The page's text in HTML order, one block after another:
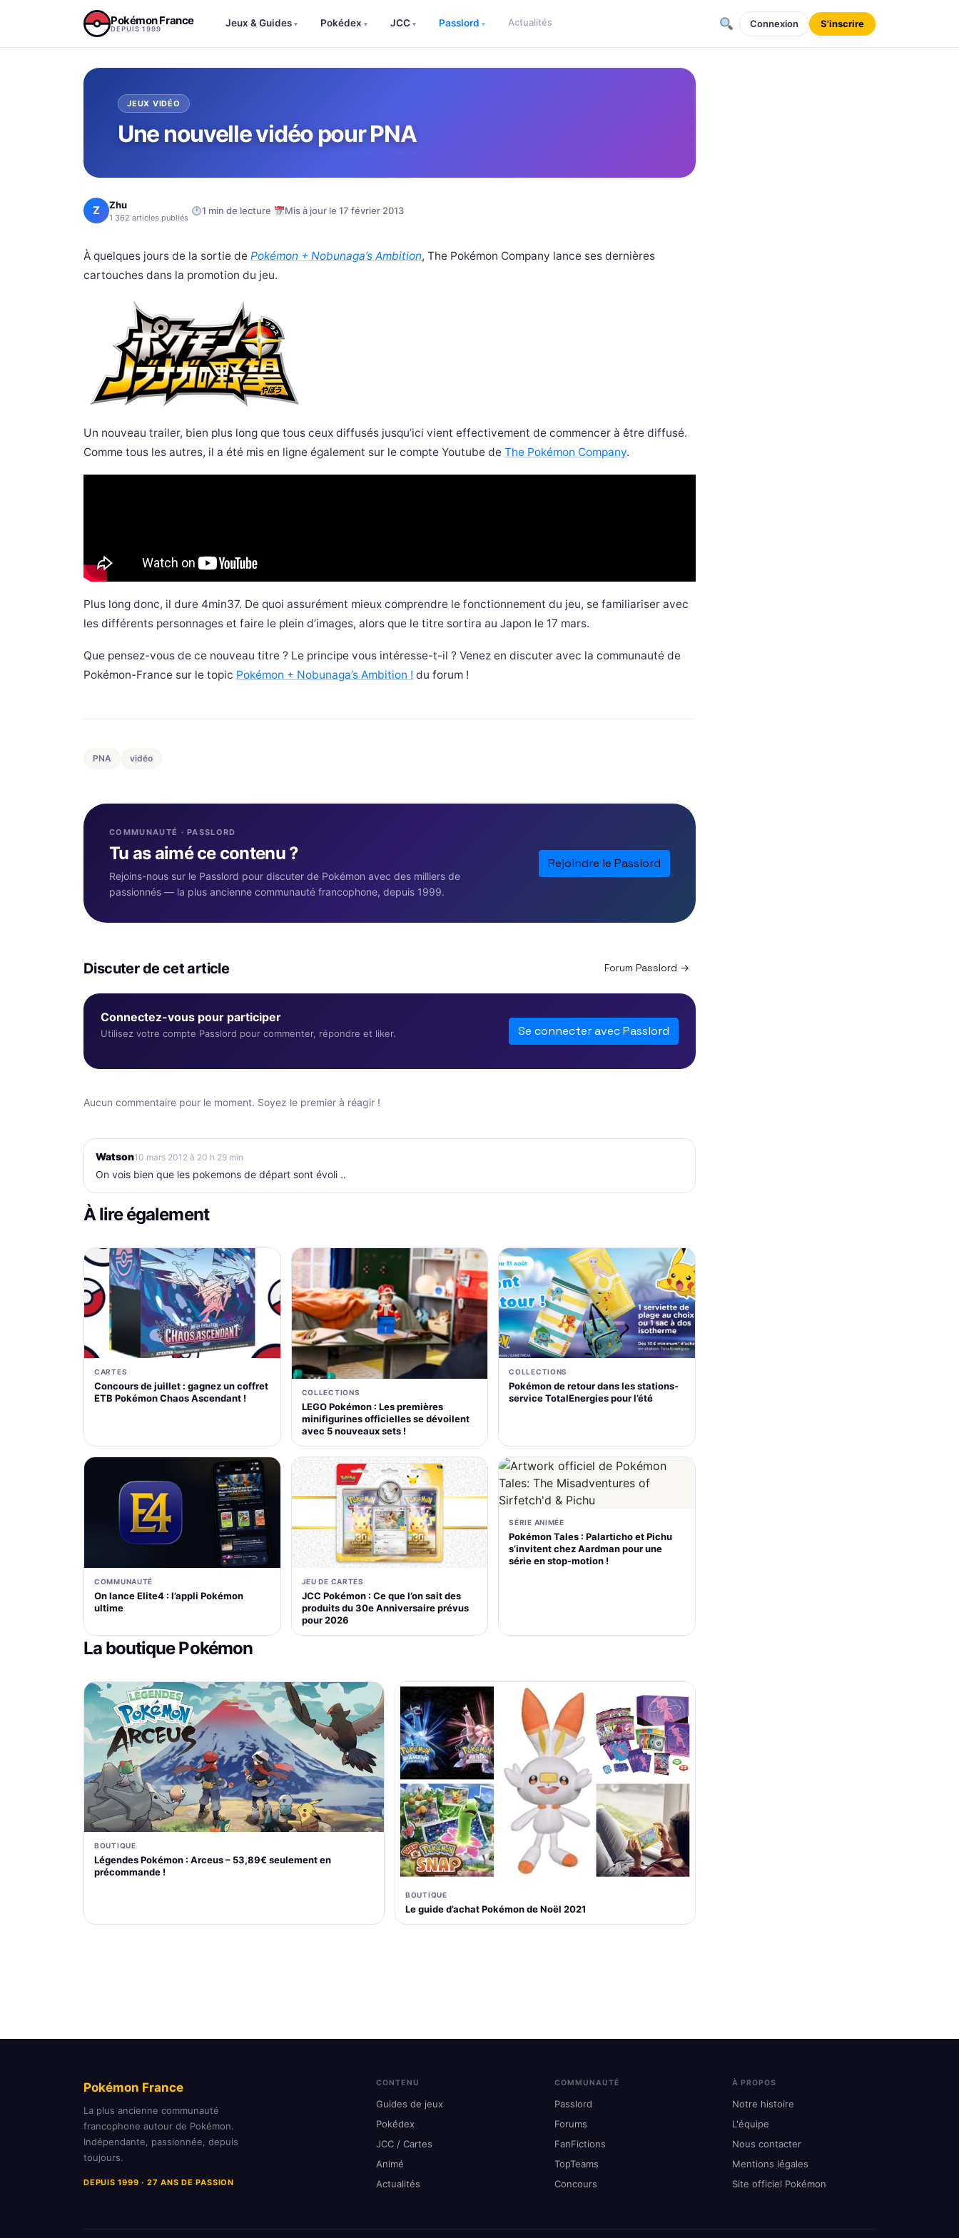
Pokémon France
DEPUIS 1999
Jeux & Guides ▾ Pokédex ▾ JCC ▾ Passlord ▾ Actualités Connexion S'inscrire
JEUX VIDÉO
Une nouvelle vidéo pour PNA
Z Zhu
1 362 articles publiés · 1 min de lecture· Mis à jour le 17 février 2013
À quelques jours de la sortie de Pokémon + Nobunaga’s Ambition, The Pokémon Company lance ses dernières
cartouches dans la promotion du jeu.
Un nouveau trailer, bien plus long que tous ceux diffusés jusqu’ici vient effectivement de commencer à être diffusé.
Comme tous les autres, il a été mis en ligne également sur le compte Youtube de The Pokémon Company.
Plus long donc, il dure 4min37. De quoi assurément mieux comprendre le fonctionnement du jeu, se familiariser avec
les différents personnages et faire le plein d’images, alors que le titre sortira au Japon le 17 mars.
Que pensez-vous de ce nouveau titre ? Le principe vous intéresse-t-il ? Venez en discuter avec la communauté de
Pokémon-France sur le topic Pokémon + Nobunaga’s Ambition ! du forum !
PNA vidéo
COMMUNAUTÉ · PASSLORD
Tu as aimé ce contenu ?
Rejoins-nous sur le Passlord pour discuter de Pokémon avec des milliers de
passionnés — la plus ancienne communauté francophone, depuis 1999.
Rejoindre le Passlord
Discuter de cet article Forum Passlord →
Connectez-vous pour participer
Utilisez votre compte Passlord pour commenter, répondre et liker. Se connecter avec Passlord
Aucun commentaire pour le moment. Soyez le premier à réagir !
Watson10 mars 2012 à 20 h 29 min
On vois bien que les pokemons de départ sont évoli ..
À lire également
CARTES
Concours de juillet : gagnez un coffret
ETB Pokémon Chaos Ascendant !
COLLECTIONS
LEGO Pokémon : Les premières
minifigurines officielles se dévoilent
avec 5 nouveaux sets !
COLLECTIONS
Pokémon de retour dans les stations-
service TotalEnergies pour l’été
COMMUNAUTÉ
On lance Elite4 : l’appli Pokémon
ultime
JEU DE CARTES
JCC Pokémon : Ce que l’on sait des
produits du 30e Anniversaire prévus
pour 2026
SÉRIE ANIMÉE
Pokémon Tales : Palarticho et Pichu
s’invitent chez Aardman pour une
série en stop-motion !
La boutique Pokémon
BOUTIQUE
Légendes Pokémon : Arceus – 53,89€ seulement en
précommande !
BOUTIQUE
Le guide d’achat Pokémon de Noël 2021
Pokémon France
La plus ancienne communauté
francophone autour de Pokémon.
Indépendante, passionnée, depuis
toujours.
DEPUIS 1999 · 27 ANS DE PASSION
CONTENU
Guides de jeux
Pokédex
JCC / Cartes
Animé
Actualités
COMMUNAUTÉ
Passlord
Forums
FanFictions
TopTeams
Concours
À PROPOS
Notre histoire
L'équipe
Nous contacter
Mentions légales
Site officiel Pokémon